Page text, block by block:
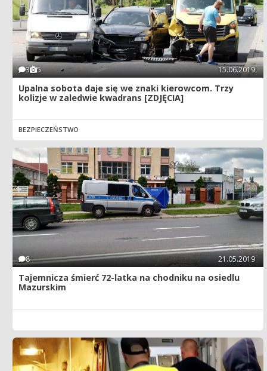
3 5 15.06.2019
Upalna sobota daje się we znaki kierowcom. Trzy
kolizje w zaledwie kwadrans [ZDJĘCIA]
BEZPIECZEŃSTWO
8 21.05.2019
Tajemnicza śmierć 72-latka na chodniku na osiedlu
Mazurskim